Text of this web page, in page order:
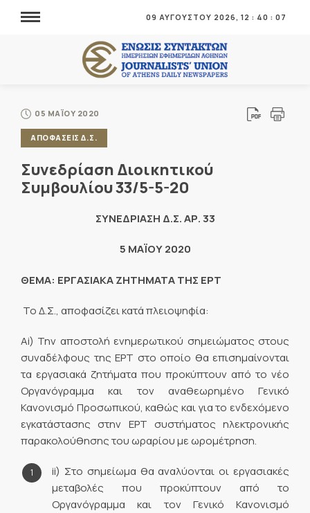
09 ΑΥΓΟΥΣΤΟΥ 2026, 12 : 40 : 08
05 ΜΑΪΟΥ 2020
ΑΠΟΦΑΣΕΙΣ Δ.Σ.
Συνεδρίαση Διοικητικού
Συμβουλίου 33/5-5-20
ΣΥΝΕΔΡΙΑΣΗ Δ.Σ. ΑΡ. 33
5 ΜΑΪΟΥ 2020
ΘΕΜΑ: ΕΡΓΑΣΙΑΚΑ ΖΗΤΗΜΑΤΑ ΤΗΣ ΕΡΤ
Το Δ.Σ., αποφασίζει κατά πλειοψηφία:
Αi) Την αποστολή ενημερωτικού σημειώματος στους
συναδέλφους της ΕΡΤ στο οποίο θα επισημαίνονται
τα εργασιακά ζητήματα που προκύπτουν από το νέο
Οργανόγραμμα και τον αναθεωρημένο Γενικό
Κανονισμό Προσωπικού, καθώς και για το ενδεχόμενο
εγκατάστασης στην ΕΡΤ συστήματος ηλεκτρονικής
παρακολούθησης του ωραρίου με ωρομέτρηση.
ii) Στο σημείωμα θα αναλύονται οι εργασιακές
μεταβολές που προκύπτουν από το
Οργανόγραμμα και τον Γενικό Κανονισμό